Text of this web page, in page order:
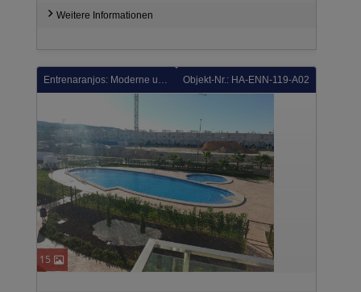
Weitere Informationen
Entrenaranjos: Moderne und komfortable 3-Zimmer-Obergeschoss-Wohnungen mit Gemeinschaftspool in Golfanlage Objekt-Nr.: HA-ENN-119-A02
15